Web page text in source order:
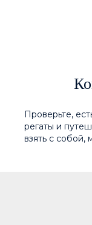
Проверьте,
регаты и
взять с собой,